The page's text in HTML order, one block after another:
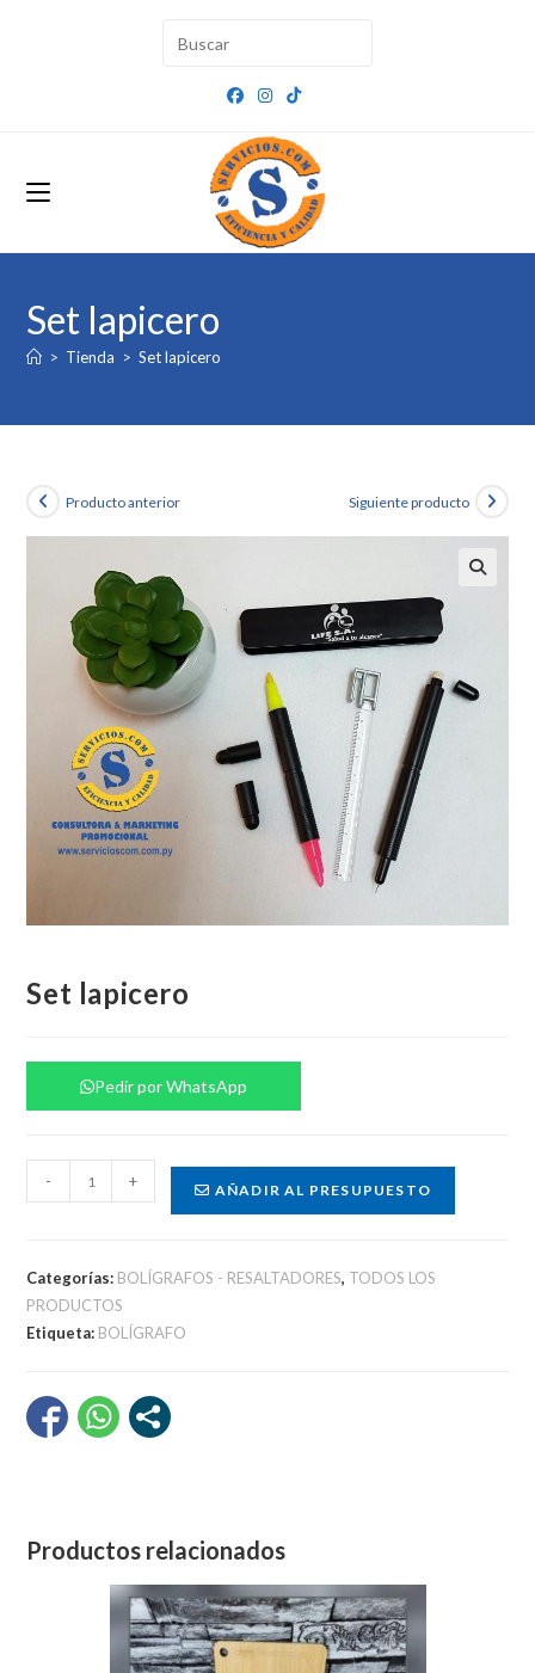
Set lapicero
> Tienda > Set lapicero
Producto anterior Siguiente producto
Set lapicero
Pedir por WhatsApp
lapicero
- + AÑADIR AL PRESUPUESTO
Categorías: BOLÍGRAFOS - RESALTADORES, TODOS LOS
PRODUCTOS
Etiqueta: BOLÍGRAFO
Productos relacionados